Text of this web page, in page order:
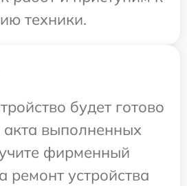
техники.
будет готово
выполненных
фирменный
ремонт устройства